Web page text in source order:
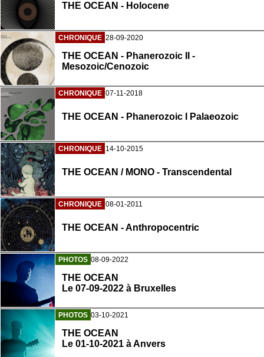
THE OCEAN - Holocene
CHRONIQUE 28-09-2020
THE OCEAN - Phanerozoic II -
Mesozoic/Cenozoic
CHRONIQUE 07-11-2018
THE OCEAN - Phanerozoic I Palaeozoic
CHRONIQUE 14-10-2015
THE OCEAN / MONO - Transcendental
CHRONIQUE 08-01-2011
THE OCEAN - Anthropocentric
PHOTOS 08-09-2022
THE OCEAN
Le 07-09-2022 à Bruxelles
PHOTOS 03-10-2021
THE OCEAN
Le 01-10-2021 à Anvers